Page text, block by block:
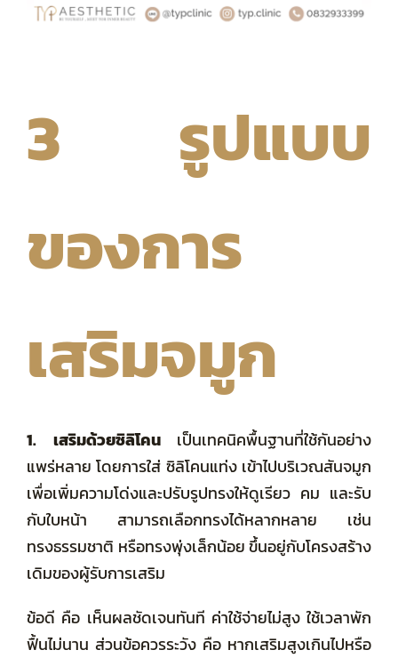
3 รูปแบบ
ของการ
เสริมจมูก
1. เสริมด้วยซิลิโคน เป็นเทคนิคพื้นฐานที่ใช้กันอย่าง
แพร่หลาย โดยการใส่ ซิลิโคนแท่ง เข้าไปบริเวณสันจมูก
เพื่อเพิ่มความโด่งและปรับรูปทรงให้ดูเรียว คม และรับ
กับใบหน้า สามารถเลือกทรงได้หลากหลาย เช่น
ทรงธรรมชาติ หรือทรงพุ่งเล็กน้อย ขึ้นอยู่กับโครงสร้าง
เดิมของผู้รับการเสริม
ข้อดี คือ เห็นผลชัดเจนทันที ค่าใช้จ่ายไม่สูง ใช้เวลาพัก
ฟื้นไม่นาน ส่วนข้อควรระวัง คือ หากเสริมสูงเกินไปหรือ